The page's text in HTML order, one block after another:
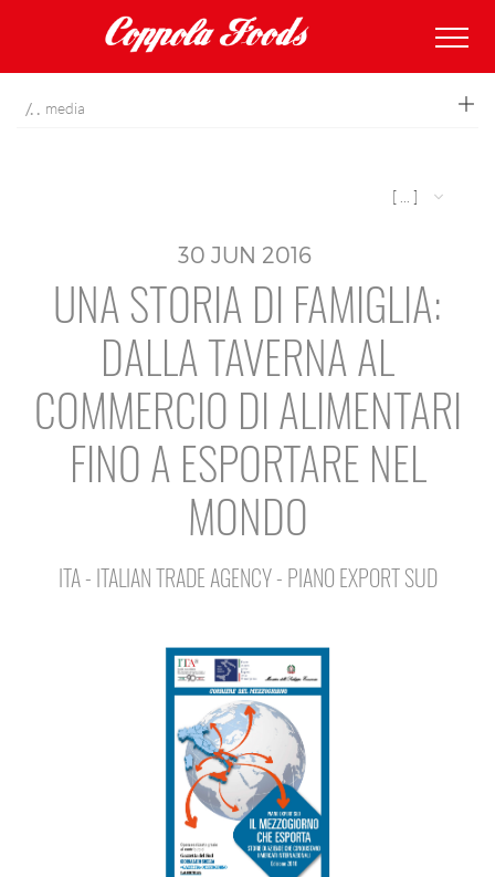
media
[ ... ]
30 JUN 2016
UNA STORIA DI FAMIGLIA:
DALLA TAVERNA AL
COMMERCIO DI ALIMENTARI
FINO A ESPORTARE NEL
MONDO
ITA - ITALIAN TRADE AGENCY - PIANO EXPORT SUD